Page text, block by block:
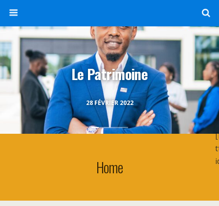
28 FÉVRIER 2022
Le Patrimoine
Home